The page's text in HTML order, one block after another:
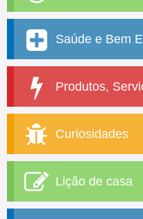
Saúde e Bem
Produtos,
Curiosidades
Lição de casa